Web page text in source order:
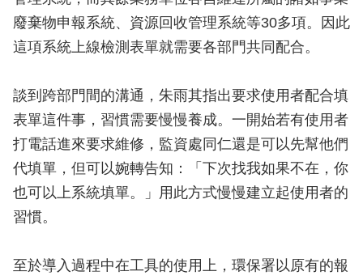
廢棄物申報系統、資源回收管理系統等30多項。因此
這項系統上線檢測表單就需要各部門共同配合。
談到跨部門間的溝通，朱雨其指出要求使用者配合填
表單這件事，習慣需要慢慢養成。一開始若有使用者
打電話進來要求維修，監資處同仁還是可以先幫他們
代填單，但可以婉轉告知：「下次找我如果不在，你
也可以上系統填單。」用此方式慢慢建立起使用者的
習慣。
至於導入過程中在工具的使用上，環保署以原有的報